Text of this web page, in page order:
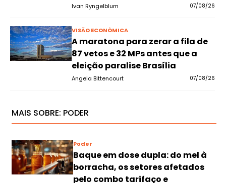
Ivan Ryngelblum 07/08/26
VISÃO ECONÔMICA
A maratona para zerar a fila de
87 vetos e 32 MPs antes que a
eleição paralise Brasília
Angela Bittencourt 07/08/26
MAIS SOBRE: PODER
Poder
Baque em dose dupla: do mel à
borracha, os setores afetados
pelo combo tarifaço e